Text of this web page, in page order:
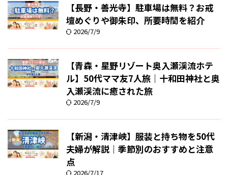
【長野・善光寺】駐車場は無料？お戒
壇めぐりや御朱印、所要時間を紹介
2026/7/9
【青森・星野リゾート奥入瀬渓流ホテ
ル】50代ママ友7人旅｜十和田神社と奥
入瀬渓流に癒された旅
2026/7/9
【新潟・清津峡】服装と持ち物を50代
夫婦が解説｜季節別のおすすめと注意
点
2026/7/17